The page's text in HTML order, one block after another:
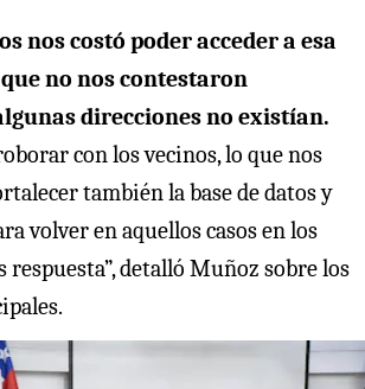
nos costó poder acceder a esa
no nos contestaron
direcciones no existían.
con los vecinos, lo que nos
también la base de datos y
volver en aquellos casos en los
respuesta”, detalló Muñoz sobre los